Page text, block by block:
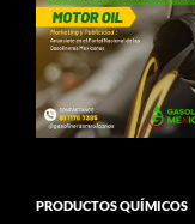
PRODUCTOS QUÍMICOS